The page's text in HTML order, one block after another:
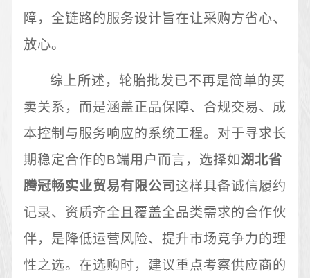
障，全链路的服务设计旨在让采购方省心、
放心。
综上所述，轮胎批发已不再是简单的买
卖关系，而是涵盖正品保障、合规交易、成
本控制与服务响应的系统工程。对于寻求长
期稳定合作的B端用户而言，选择如湖北省
腾冠畅实业贸易有限公司 这样具备诚信履约
记录、资质齐全且覆盖全品类需求的合作伙
伴，是降低运营风险、提升市场竞争力的理
性之选。在选购时，建议重点考察供应商的